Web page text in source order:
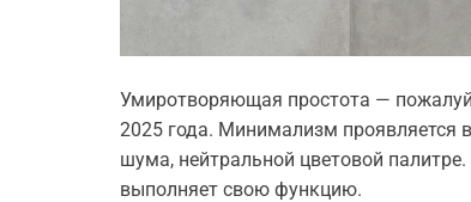
Умиротворяющая простота —
2025 года. Минимализм проявляется
шума, нейтральной цветовой
выполняет свою функцию.